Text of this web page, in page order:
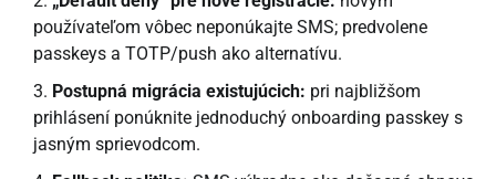
používateľom vôbec neponúkajte SMS; predvolene
passkeys a TOTP/push ako alternatívu.
Postupná migrácia existujúcich: pri najbližšom
prihlásení ponúknite jednoduchý onboarding passkey s
jasným sprievodcom.